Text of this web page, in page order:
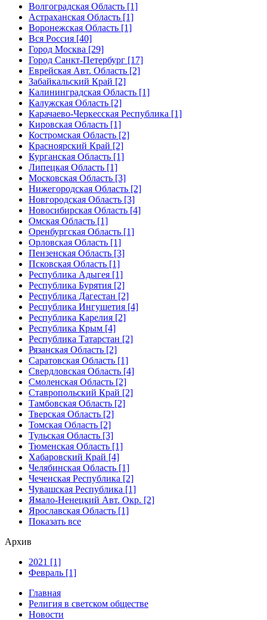
Волгоградская Область [1]
Астраханская Область [1]
Воронежская Область [1]
Вся Россия [40]
Город Москва [29]
Город Санкт-Петербург [17]
Еврейская Авт. Область [2]
Забайкальский Край [2]
Калининградская Область [1]
Калужская Область [2]
Карачаево-Черкесская Республика [1]
Кировская Область [1]
Костромская Область [2]
Красноярский Край [2]
Курганская Область [1]
Липецкая Область [1]
Московская Область [3]
Нижегородская Область [2]
Новгородская Область [3]
Новосибирская Область [4]
Омская Область [1]
Оренбургская Область [1]
Орловская Область [1]
Пензенская Область [3]
Псковская Область [1]
Республика Адыгея [1]
Республика Бурятия [2]
Республика Дагестан [2]
Республика Ингушетия [4]
Республика Карелия [2]
Республика Крым [4]
Республика Татарстан [2]
Рязанская Область [2]
Саратовская Область [1]
Свердловская Область [4]
Смоленская Область [2]
Ставропольский Край [2]
Тамбовская Область [2]
Тверская Область [2]
Томская Область [2]
Тульская Область [3]
Тюменская Область [1]
Хабаровский Край [4]
Челябинская Область [1]
Чеченская Республика [2]
Чувашская Республика [1]
Ямало-Ненецкий Авт. Окр. [2]
Ярославская Область [1]
Показать все
Архив
2021 [1]
Февраль [1]
Главная
Религия в светском обществе
Новости